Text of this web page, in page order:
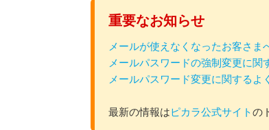
重要なお知らせ
メールが使えなくなったお客さま
メールパスワードの強制変更に関
メールパスワード変更に関するよ
最新の情報はピカラ公式サイトの